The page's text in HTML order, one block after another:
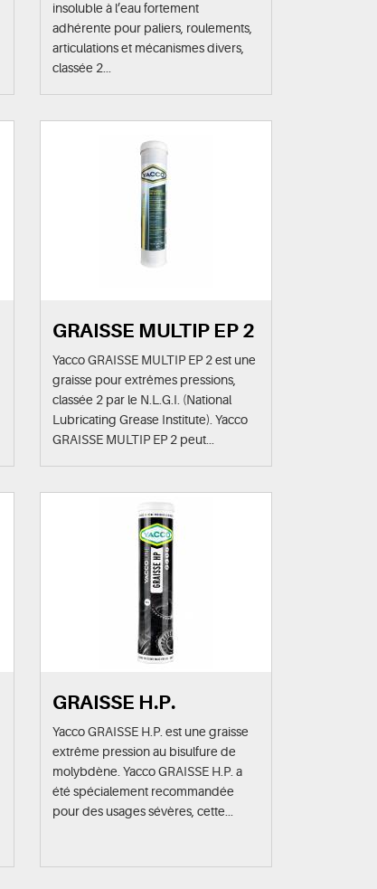
insoluble à l’eau fortement
adhérente pour paliers, roulements,
articulations et mécanismes divers,
classée 2...
GRAISSE MULTIP EP 2
Yacco GRAISSE MULTIP EP 2 est une
graisse pour extrêmes pressions,
classée 2 par le N.L.G.I. (National
Lubricating Grease Institute). Yacco
GRAISSE MULTIP EP 2 peut...
GRAISSE H.P.
Yacco GRAISSE H.P. est une graisse
extrême pression au bisulfure de
molybdène. Yacco GRAISSE H.P. a
été spécialement recommandée
pour des usages sévères, cette...